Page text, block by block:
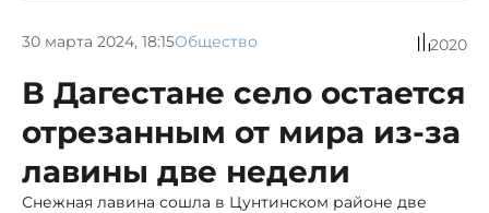
30 марта 2024, 18:15Общество 2020
В Дагестане село остается
отрезанным от мира из-за
лавины две недели
Снежная лавина сошла в Цунтинском районе две